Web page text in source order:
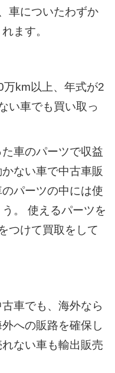
車についたわずか
ます。
km以上、年式が2
い車でも買い取っ
車のパーツで収益
ない車で中古車販
パーツの中には使
。 使えるパーツを
つけて買取をして
車でも、海外なら
への販路を確保し
ない車も輸出販売